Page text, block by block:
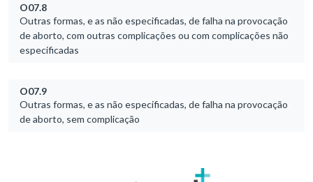
O07.8
Outras formas, e as não especificadas, de falha na provocação
de aborto, com outras complicações ou com complicações não
especificadas
O07.9
Outras formas, e as não especificadas, de falha na provocação
de aborto, sem complicação